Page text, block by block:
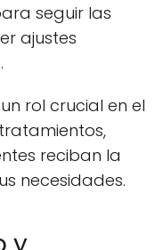
seguir las
ajustes
rol crucial en el
reciban la
necesidades.